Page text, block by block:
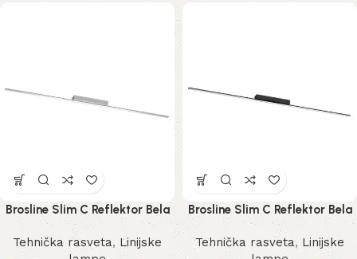
Brosline Slim C Reflektor Bela
4000K 1200 mm 40 mm 1292
mm
Tehnička rasveta,Linijske
Brosline Slim C Reflektor Bela
4000K 1200 mm 40 mm 1290
mm
Tehnička rasveta, Linijske